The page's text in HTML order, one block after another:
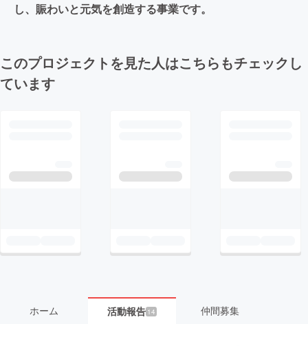
し、賑わいと元気を創造する事業です。
このプロジェクトを見た人はこちらもチェックし
ています
ホーム 活動報告 14 仲間募集